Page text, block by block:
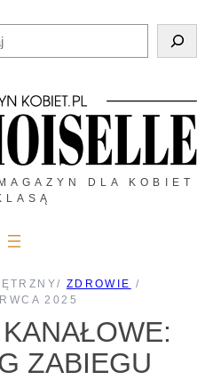
DLA KOBIET
/ ZDROWIE /
2025
ZABIEGU